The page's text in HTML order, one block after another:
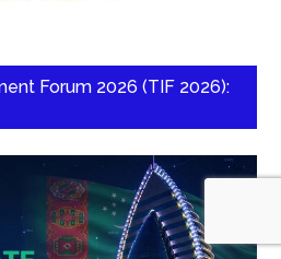
Forum 2026 (TIF 2026):